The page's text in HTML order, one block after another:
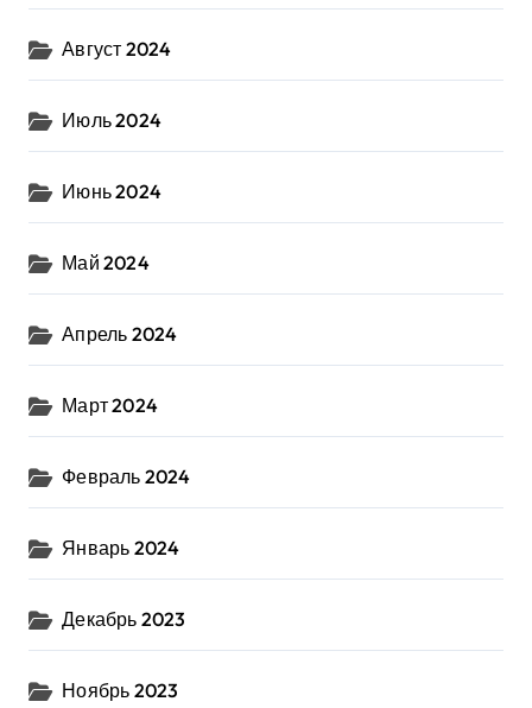
Август 2024
Июль 2024
Июнь 2024
Май 2024
Апрель 2024
Март 2024
Февраль 2024
Январь 2024
Декабрь 2023
Ноябрь 2023